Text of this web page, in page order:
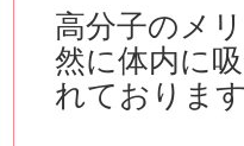
高分子のメ
然に体内に
れておりま